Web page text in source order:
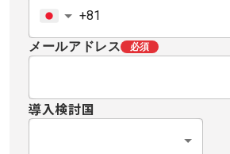
メールアドレス 必須
導入検討国